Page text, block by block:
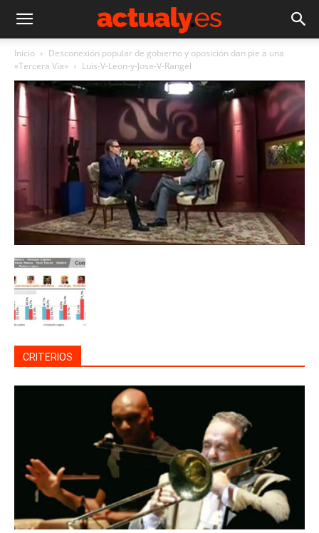
Inicio
Desconexión popular de gobierno y oposición dan pie a una
«Tercera Vía»
Luis-V-Leon-y-Jose-V-Rangel
CRITERIOS